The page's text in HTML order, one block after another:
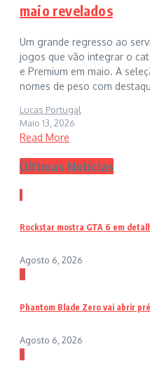
maio revelados
Um grande regresso ao
jogos que vão integrar o
e Premium em maio. A
nomes de peso com
Lucas Portugal
Maio 13, 2026
Read More
Últimas Notícias
1
Rockstar mostra GTA 6 em
Agosto 6, 2026
2
Phantom Blade Zero vai abrir
Agosto 6, 2026
3